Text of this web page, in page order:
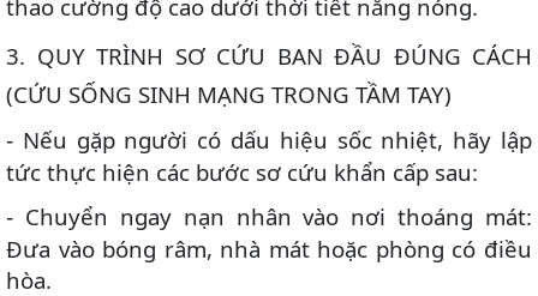
thao cường độ cao dưới thời tiết nắng nóng.
3️. QUY TRÌNH SƠ CỨU BAN ĐẦU ĐÚNG CÁCH
(CỨU SỐNG SINH MẠNG TRONG TẦM TAY)
- Nếu gặp người có dấu hiệu sốc nhiệt, hãy lập
tức thực hiện các bước sơ cứu khẩn cấp sau:
- Chuyển ngay nạn nhân vào nơi thoáng mát:
Đưa vào bóng râm, nhà mát hoặc phòng có điều
hòa.